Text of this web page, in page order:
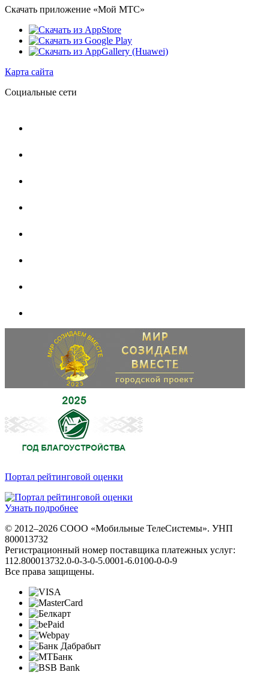
Скачать приложение «Мой МТС»
Карта сайта
Социальные сети
Портал рейтинговой оценки
Узнать подробнее
© 2012–2026 СООО «Мобильные ТелеСистемы». УНП
800013732
Регистрационный номер поставщика платежных услуг:
112.800013732.0-0-3-0-5.0001-6.0100-0-0-9
Все права защищены.